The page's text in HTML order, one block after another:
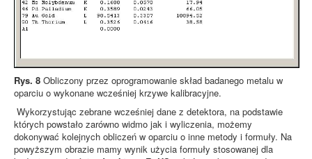
Rys. 8 Obliczony przez oprogramowanie skład badanego metalu w
oparciu o wykonane wcześniej krzywe kalibracyjne.
Wykorzystując zebrane wcześniej dane z detektora, na podstawie
których powstało zarówno widmo jak i wyliczenia, możemy
dokonywać kolejnych obliczeń w oparciu o inne metody i formuły. Na
powyższym obrazie mamy wynik użycia formuły stosowanej dla